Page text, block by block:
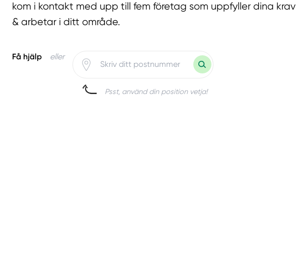
kom i kontakt med upp till fem företag som uppfyller dina krav
& arbetar i ditt område.
Få hjälp eller
Psst, använd din position vetja!